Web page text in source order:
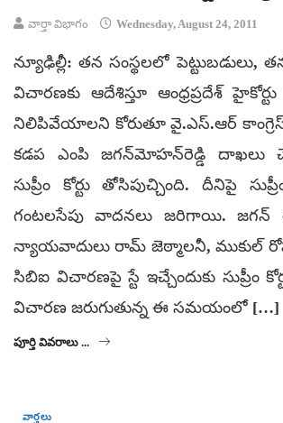
వార్తా విభాగం Wednesday, August 24, 2011
న్యూఢిల్లీ: తన సంస్థలలో పెట్టుబడులు,
విచారణకు ఆదేశిస్తూ ఆంధ్రప్రదేశ్
నిలిపివేయాలని కోరుతూ వై.ఎస్.ఆర్ కాంగ్రెస్
కడప ఎంపి జగన్‌మోహన్‌రెడ్డి దాఖలు
సుప్రీం కోర్టు తోసిపుచ్చింది. దీనిపై
గంటలసేపు వాదనలు జరిగాయి. జగన్
న్యాయవాదులు రామ్ జెఠ్మాలనీ, ముకుల్
సిబిఐ విచారణపై స్టే ఇచ్చేందుకు సుప్రీం
విచారణ జరుగుతున్న ఈ సమయంలో […]
పూర్తి వివరాలు ...
వార్తలు